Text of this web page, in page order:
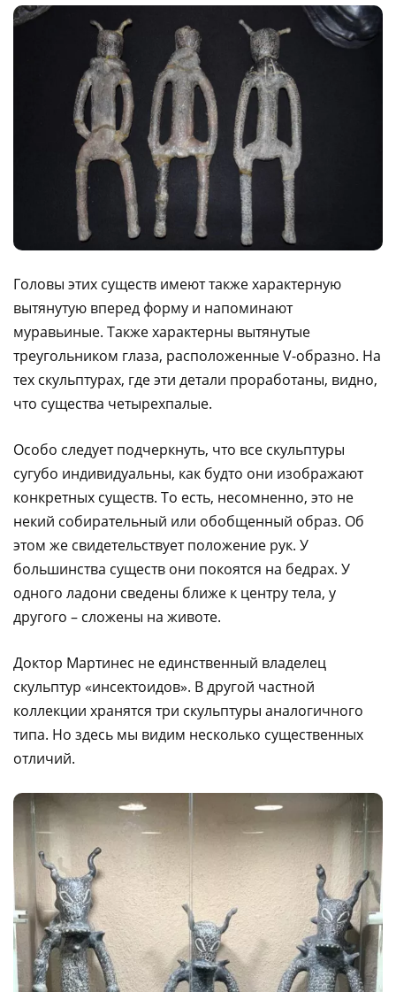
Головы этих существ имеют также характерную
вытянутую вперед форму и напоминают
муравьиные. Также характерны вытянутые
треугольником глаза, расположенные V-образно. На
тех скульптурах, где эти детали проработаны, видно,
что существа четырехпалые.
Особо следует подчеркнуть, что все скульптуры
сугубо индивидуальны, как будто они изображают
конкретных существ. То есть, несомненно, это не
некий собирательный или обобщенный образ. Об
этом же свидетельствует положение рук. У
большинства существ они покоятся на бедрах. У
одного ладони сведены ближе к центру тела, у
другого – сложены на животе.
Доктор Мартинес не единственный владелец
скульптур «инсектоидов». В другой частной
коллекции хранятся три скульптуры аналогичного
типа. Но здесь мы видим несколько существенных
отличий.